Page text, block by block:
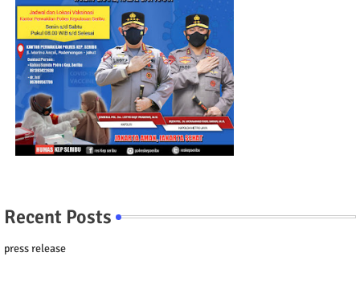
Recent Posts
press release